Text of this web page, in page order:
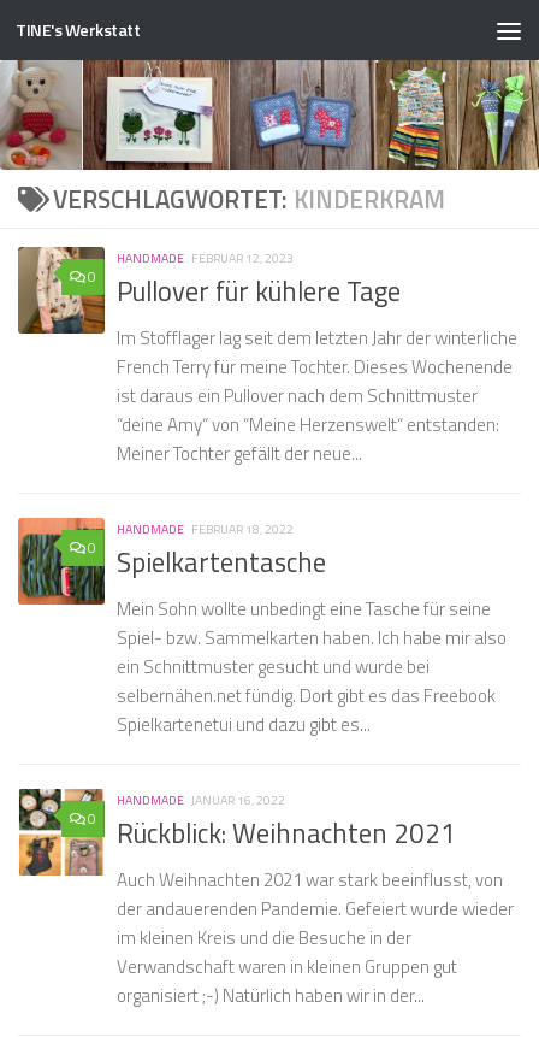
Zum Inhalt springen
TINE's Werkstatt
VERSCHLAGWORTET: KINDERKRAM
0
HANDMADE FEBRUAR 12, 2023
Pullover für kühlere Tage
Im Stofflager lag seit dem letzten Jahr der winterliche
French Terry für meine Tochter. Dieses Wochenende
ist daraus ein Pullover nach dem Schnittmuster
“deine Amy“ von “Meine Herzenswelt“ entstanden:
Meiner Tochter gefällt der neue...
0
HANDMADE FEBRUAR 18, 2022
Spielkartentasche
Mein Sohn wollte unbedingt eine Tasche für seine
Spiel- bzw. Sammelkarten haben. Ich habe mir also
ein Schnittmuster gesucht und wurde bei
selbernähen.net fündig. Dort gibt es das Freebook
Spielkartenetui und dazu gibt es...
0
HANDMADE JANUAR 16, 2022
Rückblick: Weihnachten 2021
Auch Weihnachten 2021 war stark beeinflusst, von
der andauerenden Pandemie. Gefeiert wurde wieder
im kleinen Kreis und die Besuche in der
Verwandschaft waren in kleinen Gruppen gut
organisiert ;-) Natürlich haben wir in der...